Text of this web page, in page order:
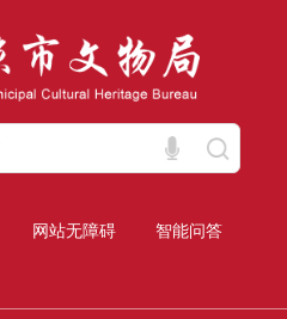
网站无障碍 智能问答